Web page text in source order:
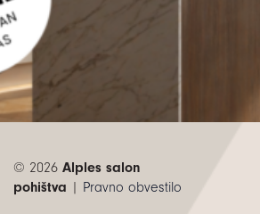
© 2026 Alples salon
pohištva | Pravno obvestilo